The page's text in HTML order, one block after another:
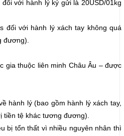
với hành lý ký gửi là 20USD/01kg
đối với hành lý xách tay không quá
đương).
gia thuộc liên minh Châu Âu – được
hành lý (bao gồm hành lý xách tay,
tiền tệ khác tương đương).
bị tổn thất vì nhiều nguyên nhân thì